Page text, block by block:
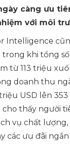
càng ưu
với môi
Intelligence
trong khi tổng
từ 113 triệu
doanh thu
USD lên 353
cho thấy người
vụ chất
các ưu đãi ngắn